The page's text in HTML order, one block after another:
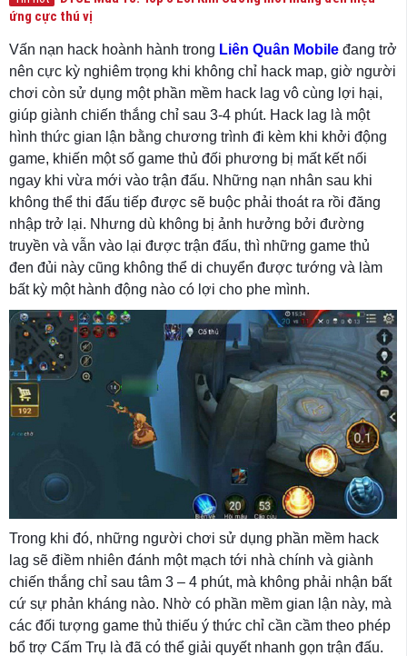
ứng cực thú vị
Vấn nạn hack hoành hành trong Liên Quân Mobile đang trở
nên cực kỳ nghiêm trọng khi không chỉ hack map, giờ người
chơi còn sử dụng một phần mềm hack lag vô cùng lợi hại,
giúp giành chiến thắng chỉ sau 3-4 phút. Hack lag là một
hình thức gian lận bằng chương trình đi kèm khi khởi động
game, khiến một số game thủ đối phương bị mất kết nối
ngay khi vừa mới vào trận đấu. Những nạn nhân sau khi
không thể thi đấu tiếp được sẽ buộc phải thoát ra rồi đăng
nhập trở lại. Nhưng dù không bị ảnh hưởng bởi đường
truyền và vẫn vào lại được trận đấu, thì những game thủ
đen đủi này cũng không thể di chuyển được tướng và làm
bất kỳ một hành động nào có lợi cho phe mình.
Trong khi đó, những người chơi sử dụng phần mềm hack
lag sẽ điềm nhiên đánh một mạch tới nhà chính và giành
chiến thắng chỉ sau tâm 3 – 4 phút, mà không phải nhận bất
cứ sự phản kháng nào. Nhờ có phần mềm gian lận này, mà
các đối tượng game thủ thiếu ý thức chỉ cần cầm theo phép
bổ trợ Cấm Trụ là đã có thể giải quyết nhanh gọn trận đấu.